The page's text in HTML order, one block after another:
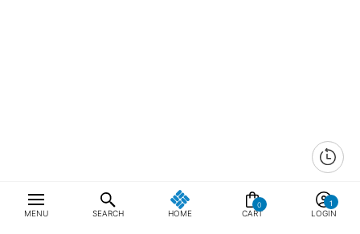
MENU SEARCH HOME
0
CART LOGIN